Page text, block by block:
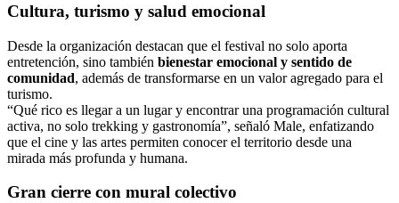
Cultura, turismo y salud emocional
Desde la organización destacan que el festival no solo aporta
entretención, sino también bienestar emocional y sentido de
comunidad, además de transformarse en un valor agregado para el
turismo.
“Qué rico es llegar a un lugar y encontrar una programación cultural
activa, no solo trekking y gastronomía”, señaló Male, enfatizando
que el cine y las artes permiten conocer el territorio desde una
mirada más profunda y humana.
Gran cierre con mural colectivo